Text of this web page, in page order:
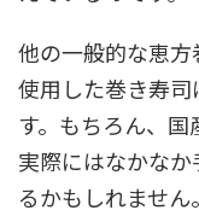
他の一般的な恵
使用した巻き寿
す。もちろん、国
実際にはなかな
るかもしれませ